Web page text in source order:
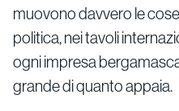
muovono davvero le
politica, nei tavoli
ogni impresa
grande di quanto appaia.